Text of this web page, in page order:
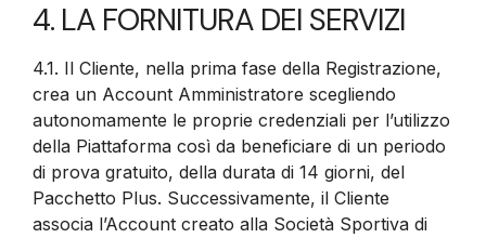
4. LA FORNITURA DEI SERVIZI
4.1. Il Cliente, nella prima fase della Registrazione,
crea un Account Amministratore scegliendo
autonomamente le proprie credenziali per l’utilizzo
della Piattaforma così da beneficiare di un periodo
di prova gratuito, della durata di 14 giorni, del
Pacchetto Plus. Successivamente, il Cliente
associa l’Account creato alla Società Sportiva di